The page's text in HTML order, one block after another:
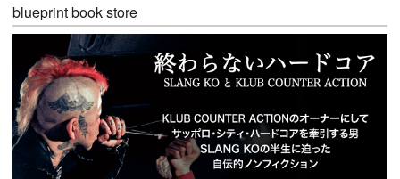
blueprint book store